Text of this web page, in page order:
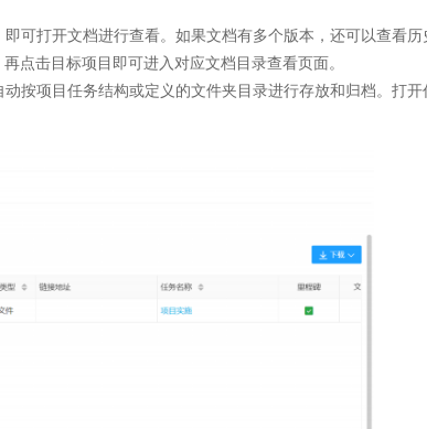
可打开文档进行查看。如果文档有多个版本，还可以查看历
点击目标项目即可进入对应文档目录查看页面。
项目任务结构或定义的文件夹目录进行存放和归档。打开